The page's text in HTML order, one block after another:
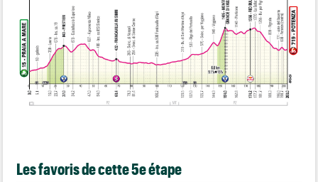
Les favoris de cette 5e étape